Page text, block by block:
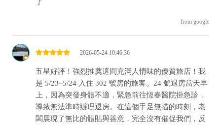
了
from google
2026-05-24 10:46:36
五星好評！強烈推薦這間充滿人情味的優質旅店！ ​我
是 5/23~5/24 入住 302 號房的旅客。24 號退房當天早
上，因為突發身體不適，緊急前往恆春醫院掛急診，
導致無法準時辦理退房。 ​在這個手足無措的時刻，老
闆展現了無比的體貼與善意，完全沒有催促我們，反